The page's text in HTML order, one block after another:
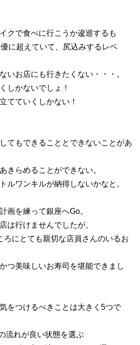
クで食べに行こうか逡巡するも
に超えていて、尻込みするレベ
いお店にも行きたくない・・・。
しかないでしょ！
てていくしかない！
てもできることとできないことがあ
きらめることができない。
ルワンキルが納得しないかなと。
画を練って銀座へGo。
は行けませんでしたが、
ろにとても親切な店員さんのいるお
つ美味しいお寿司を堪能できまし
をつけるべきことは大きく5つで
流れが良い状態を選ぶ